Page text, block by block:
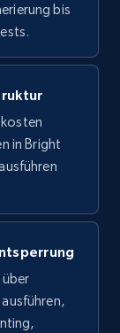
using
and
bis
in Bright